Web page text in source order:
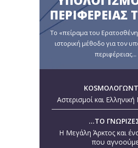
ΠΕΡΙΦΕΡΕΙΑΣ
Το «πείραμα του
ιστορική μέθοδο για τον
περιφέρειας...
Αστερισμοί και
...ΤΟ
Η Μεγάλη Άρκτος και
που